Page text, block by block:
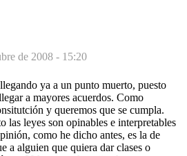
de 2008 - 15:20
ya a un punto muerto, puesto
a mayores acuerdos. Como
y queremos que se cumpla.
las leyes son opinables e interpretables
como he dicho antes, es la de
a alguien que quiera dar clases o